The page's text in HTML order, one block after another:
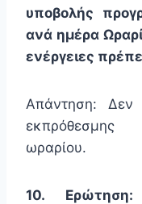
υποβολής
ανά ημέρα
ενέργειες
Απάντηση: Δεν
εκπρόθεσμης
ωραρίου.
10. Ερώτηση: